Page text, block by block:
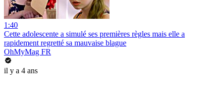
1:40
Cette adolescente a simulé ses premières règles mais elle a
rapidement regretté sa mauvaise blague
OhMyMag FR
il y a 4 ans